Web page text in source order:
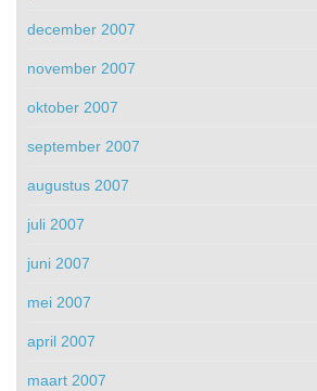
december 2007
november 2007
oktober 2007
september 2007
augustus 2007
juli 2007
juni 2007
mei 2007
april 2007
maart 2007